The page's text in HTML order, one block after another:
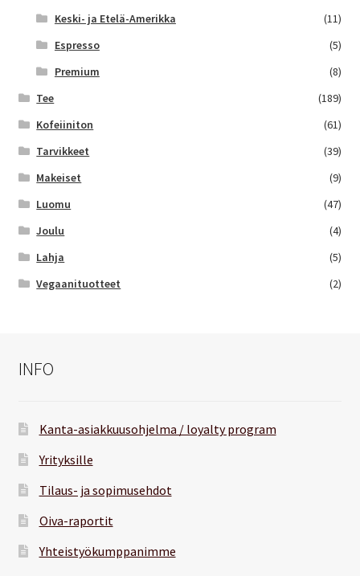
Keski- ja Etelä-Amerikka
(11)
Espresso
(5)
Premium
(8)
Tee
(189)
Kofeiiniton
(61)
Tarvikkeet
(39)
Makeiset
(9)
Luomu
(47)
Joulu
(4)
Lahja
(5)
Vegaanituotteet
(2)
INFO
Kanta-asiakkuusohjelma / loyalty program
Yrityksille
Tilaus- ja sopimusehdot
Oiva-raportit
Yhteistyökumppanimme